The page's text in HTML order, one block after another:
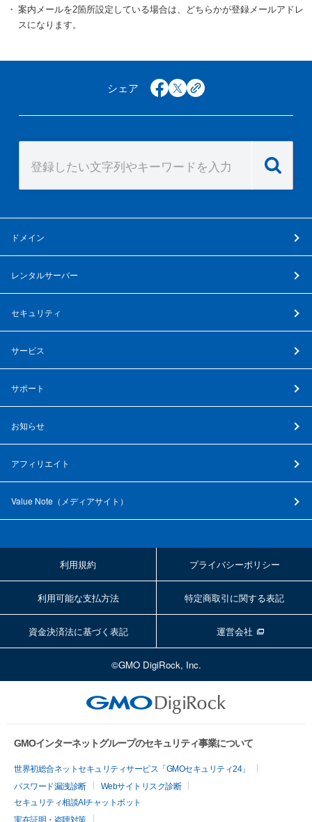
案内メールを2箇所設定している場合は、どちらかが登録メールアドレ
スになります。
シェア facebook
x copy
ドメイン
レンタルサーバー
セキュリティ
サービス
サポート
お知らせ
アフィリエイト
Value Note（ メディアサイト ）
利用規約 プライバシーポリシー
利用可能な支払方法 特定商取引に関する表記
資金決済法に基づく表記 運営会社
©GMO DigiRock, Inc.
GMOインターネットグループのセキュリティ事業について
世界初総合ネットセキュリティサービス「GMOセキュリティ24」
パスワード漏洩診断
Webサイトリスク診断
セキュリティ相談AIチャットボット
実在証明・盗聴対策